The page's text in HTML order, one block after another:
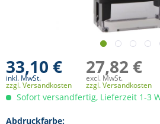
33,10 €
inkl. MwSt.
zzgl. Versandkosten
27,82 €
excl. MwSt.
zzgl. Versandkosten
Sofort versandfertig, Lieferzeit 1-3
Abdruckfarbe: